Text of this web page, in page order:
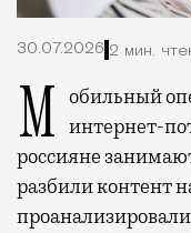
30.07.2026 2 мин.
Мобильный оператор Т2 изучил модели интернет-
россияне
разбили контент